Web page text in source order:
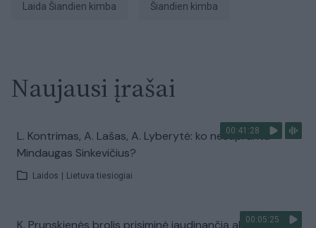
laida Šiandien kimba šiandien kimba
Naujausi įrašai
00:41:28
L. Kontrimas, A. Lašas, A. Lyberytė: ko nesupranta
Mindaugas Sinkevičius?
Laidos Lietuva tiesiogiai
00:05:25
K. Prunskienės brolis prisiminė jaudinančią akimirką